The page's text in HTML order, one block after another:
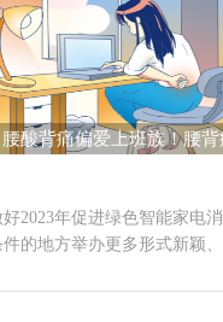
腰酸背痛偏爱上班族！腰背
2023年促进绿色智能家电
的地方举办更多形式新颖